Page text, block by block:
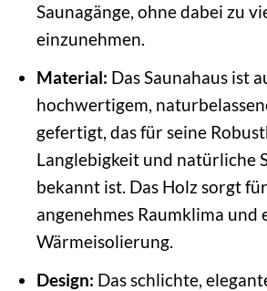
Saunagänge, ohne dabei zu
einzunehmen.
Material: Das Saunahaus ist
hochwertigem,
gefertigt, das für seine
Langlebigkeit und natürliche
bekannt ist. Das Holz sorgt
angenehmes Raumklima und
Wärmeisolierung.
Design: Das schlichte,